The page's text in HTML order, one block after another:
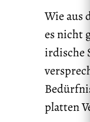
Wie aus
es nicht
irdische
platten